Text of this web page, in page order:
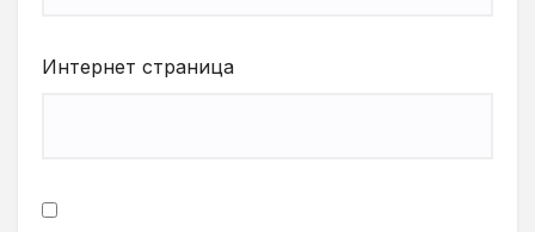
Интернет страница